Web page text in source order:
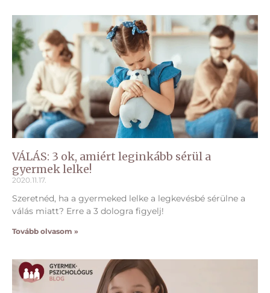
VÁLÁS: 3 ok, amiért leginkább sérül a
gyermek lelke!
2020.11.17.
Szeretnéd, ha a gyermeked lelke a legkevésbé sérülne a
válás miatt? Erre a 3 dologra figyelj!
Tovább olvasom »